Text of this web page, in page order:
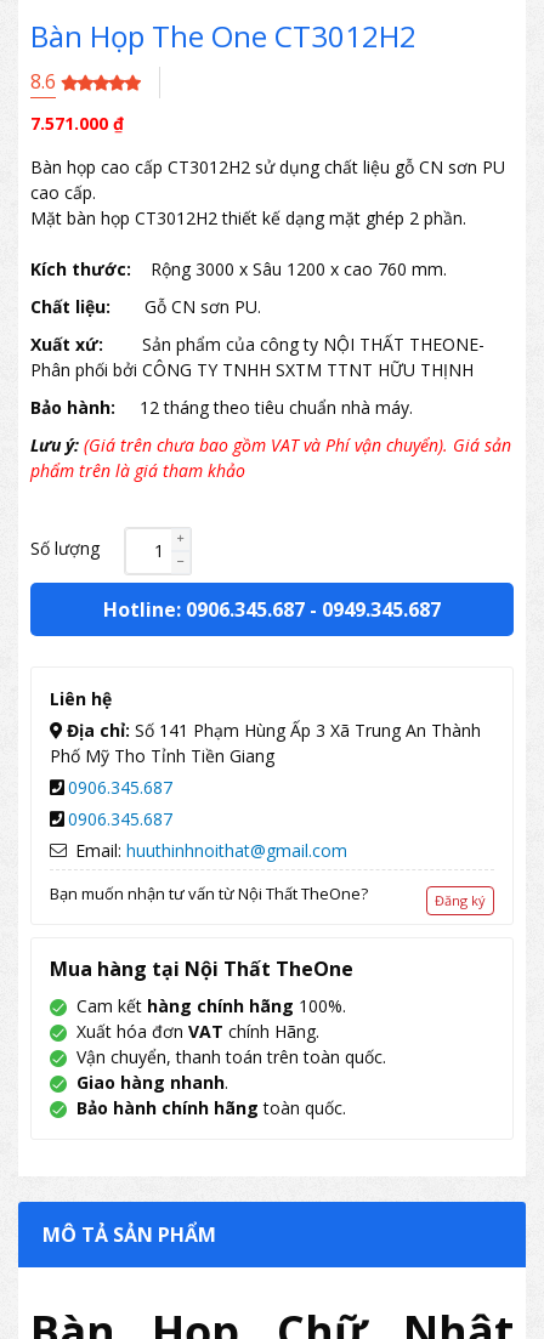
Bàn Họp The One CT3012H2
8.6
7.571.000 ₫
Bàn họp cao cấp CT3012H2 sử dụng chất liệu gỗ CN sơn PU
cao cấp.
Mặt bàn họp CT3012H2 thiết kế dạng mặt ghép 2 phần.
Kích thước: Rộng 3000 x Sâu 1200 x cao 760 mm.
Chất liệu:
Gỗ CN sơn PU.
Xuất xứ:
Sản phẩm của công ty NỘI THẤT THEONE-
Phân phối bởi CÔNG TY TNHH SXTM TTNT HỮU THỊNH
Bảo hành:
12 tháng theo tiêu chuẩn nhà máy.
Lưu ý: (Giá trên chưa bao gồm VAT và Phí vận chuyển). Giá sản
phẩm trên là giá tham khảo
Số lượng
Hotline: 0906.345.687 - 0949.345.687
Liên hệ
Địa chỉ: Số 141 Phạm Hùng Ấp 3 Xã Trung An Thành
Phố Mỹ Tho Tỉnh Tiền Giang
0906.345.687
0906.345.687
Email: huuthinhnoithat@gmail.com
Bạn muốn nhận tư vấn từ Nội Thất TheOne? Đăng ký
Mua hàng tại Nội Thất TheOne
Cam kết hàng chính hãng 100%.
Xuất hóa đơn VAT chính Hãng.
Vận chuyển, thanh toán trên toàn quốc.
Giao hàng nhanh.
Bảo hành chính hãng toàn quốc.
MÔ TẢ SẢN PHẨM